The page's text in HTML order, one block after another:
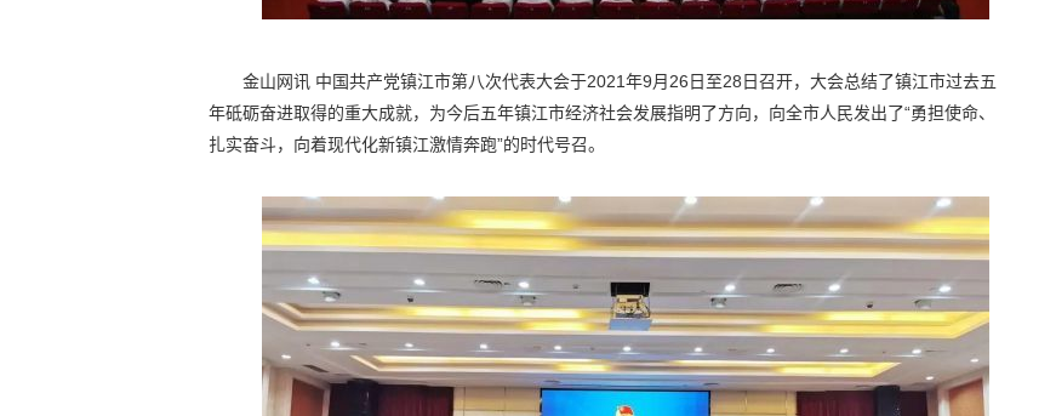
金山网讯 中国共产党镇江市第八次代表大会于2021年9月26日至28日召开，大会总结了镇江市过去五
年砥砺奋进取得的重大成就，为今后五年镇江市经济社会发展指明了方向，向全市人民发出了“勇担使命、
扎实奋斗，向着现代化新镇江激情奔跑”的时代号召。